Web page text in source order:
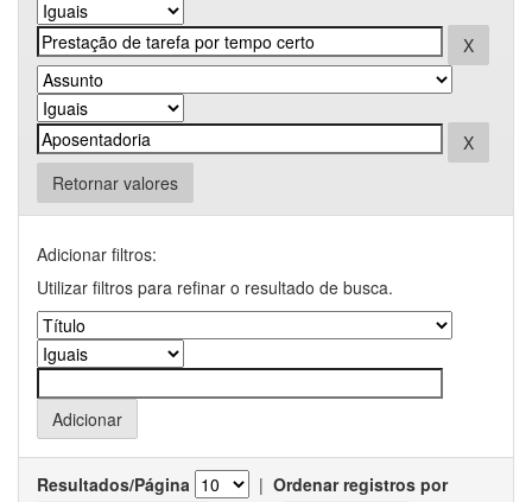
Retornar valores
Adicionar filtros:
Utilizar filtros para refinar o resultado de busca.
Resultados/Página | Ordenar registros por